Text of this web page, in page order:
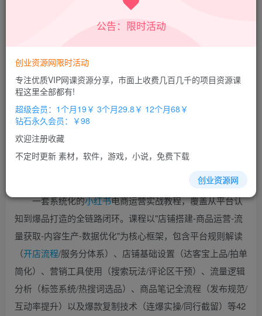
超级会员
立即购买
您当前未登录！建议登陆后购买，办理会员包月更省钱，可保存购
一套系统化的小红书电商运营实战教程，覆盖从平台认
知到爆品打造的全链路闭环。课程以"店铺搭建-商品运营-流
量获取-内容生产-数据优化"为核心框架，包含平台规则解读
（开店流程/服务分体系）、店铺基础设置（达客宝上品/拍单
简化）、营销工具使用（搜索玩法/评论区干预）、流量逻辑
分析（标签系统/热搜词选品）、商品笔记全流程（发布规范/
互动率提升）以及爆款复制技术（连爆实操/同行截留）等42
公告：限时活动
创业资源网限时活动
专注优质VIP网课资源分享，市面上收费几百几千的项目资源课
程这里全部都有!
超级会员：1个月19￥ 3个月29.8￥ 12个月68￥
钻石永久会员：￥98
欢迎注册收藏
不定时更新 素材，软件，游戏，小说，免费下载
创业资源网